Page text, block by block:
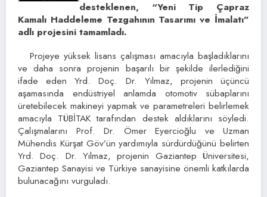
desteklenen, “Yeni Tip Çapraz
Kamalı Haddeleme Tezgahının Tasarımı ve İmalatı”
adlı projesini tamamladı.
Projeye yüksek lisans çalışması amacıyla başladıklarını
ve daha sonra projenin başarılı bir şekilde ilerlediğini
ifade eden Yrd. Doç. Dr. Yılmaz, projenin üçüncü
aşamasında endüstriyel anlamda otomotiv sübaplarını
üretebilecek makineyi yapmak ve parametreleri belirlemek
amacıyla TÜBİTAK tarafından destek aldıklarını söyledi.
Çalışmalarını Prof. Dr. Ömer Eyercioğlu ve Uzman
Mühendis Kürşat Göv’ün yardımıyla sürdürdüğünü belirten
Yrd. Doç. Dr. Yılmaz, projenin Gaziantep Üniversitesi,
Gaziantep Sanayisi ve Türkiye sanayisine önemli katkılarda
bulunacağını vurguladı.